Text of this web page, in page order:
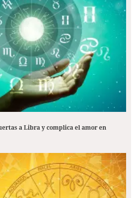
a Libra y complica el amor en